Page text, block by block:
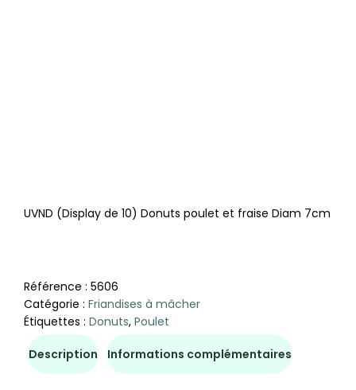
UVND (Display de 10) Donuts poulet et fraise Diam 7cm
Référence : 5606
Catégorie : Friandises à mâcher
Étiquettes : Donuts, Poulet
Description Informations complémentaires